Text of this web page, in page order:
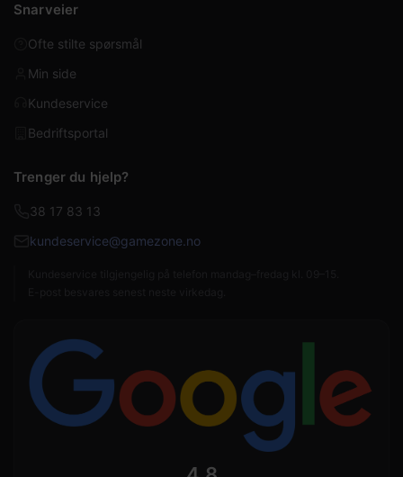
Snarveier
Ofte stilte spørsmål
Min side
Kundeservice
Bedriftsportal
Trenger du hjelp?
38 17 83 13
kundeservice@gamezone.no